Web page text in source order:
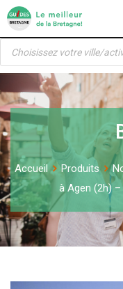
Skip
content
Recherche
produits
Accueil Produits
à Agen (2h)